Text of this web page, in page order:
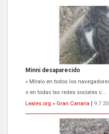
Minni desaparecido
» Míralo en todos los
o en todas las redes sociales c...
Leales.org » Gran Canaria